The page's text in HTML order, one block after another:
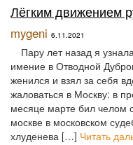
Лёгким движением
mygeni 6.11.2021
Пару лет назад я
имение в Отводной
женился и взял за себя
жаловаться в Москву: в
месяце марте бил челом
москве в московском
хлуденева […] Читать